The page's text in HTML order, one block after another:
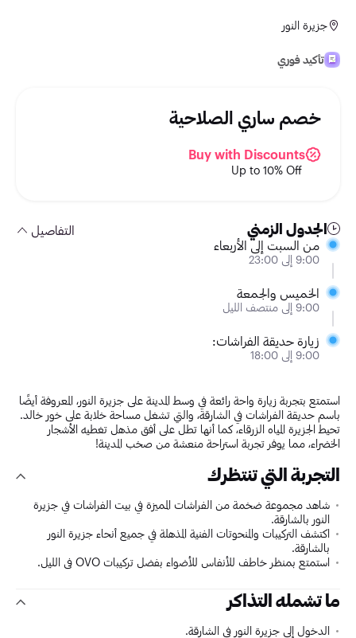
جزيرة النور
تأكيد فوري
خصم ساري الصلاحية
Buy with Discounts
Up to 10% Off
الجدول الزمني
التفاصيل
من السبت إلى الأربعاء
9:00 إلى 23:00
الخميس والجمعة
9:00 إلى منتصف الليل
زيارة حديقة الفراشات:
9:00 إلى 18:00
استمتع بتجربة زيارة واحة رائعة في وسط المدينة على جزيرة النور، المعروفة أيضًا
باسم حديقة الفراشات في الشارقة، والتي تشغل مساحة خلابة على خور خالد.
تحيط الجزيرة المياه الزرقاء، كما أنها تطل على أفق مذهل تغطيه الأشجار
الخضراء، مما يوفر تجربة استراحة منعشة من صخب المدينة!
التجربة التي تنتظرك
شاهد مجموعة ضخمة من الفراشات المميزة في بيت الفراشات في جزيرة
النور بالشارقة.
اكتشف التركيبات والمنحوتات الفنية المذهلة في جميع أنحاء جزيرة النور
بالشارقة.
استمتع بمنظر خاطف للأنفاس للأضواء بفضل تركيبات OVO في الليل.
ما تشمله التذاكر
الدخول إلى جزيرة النور في الشارقة.